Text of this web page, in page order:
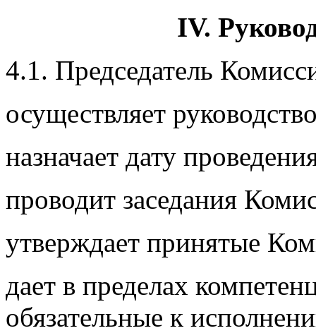
IV.
4.1. Председатель
осуществляет
назначает дату
проводит заседания
утверждает принятые
дает в пределах
обязательные к